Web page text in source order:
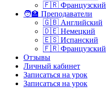
🇫🇷 Французский
🧑‍🏫 Преподаватели
🇬🇧 Английский
🇩🇪 Немецкий
🇪🇸 Испанский
🇫🇷 Французский
Отзывы
Личный кабинет
Записаться на урок
Записаться на урок